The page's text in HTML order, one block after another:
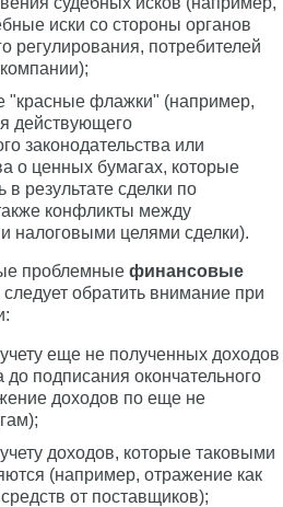
иски со стороны органов
регулирования, потребителей
"красные флажки" (например,
действующего
законодательства или
о ценных бумагах, которые
в результате сделки по
конфликты между
налоговыми целями сделки).
проблемные финансовые
обратить внимание при
еще не полученных доходов
до подписания окончательного
доходов по еще не
доходов, которые таковыми
(например, отражение как
от поставщиков);